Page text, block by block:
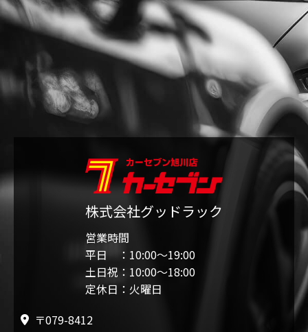
株式会社グッドラック
営業時間
平日 ：10:00〜19:00
土日祝：10:00〜18:00
定休日：火曜日
〒079-8412